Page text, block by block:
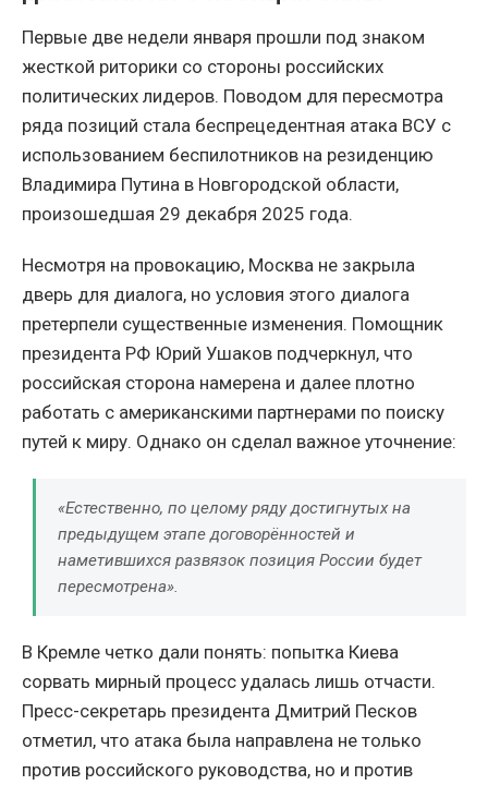
Первые две недели января прошли под знаком
жесткой риторики со стороны российских
политических лидеров. Поводом для пересмотра
ряда позиций стала беспрецедентная атака ВСУ с
использованием беспилотников на резиденцию
Владимира Путина в Новгородской области,
произошедшая 29 декабря 2025 года.
Несмотря на провокацию, Москва не закрыла
дверь для диалога, но условия этого диалога
претерпели существенные изменения. Помощник
президента РФ Юрий Ушаков подчеркнул, что
российская сторона намерена и далее плотно
работать с американскими партнерами по поиску
путей к миру. Однако он сделал важное уточнение:
«Естественно, по целому ряду достигнутых на
предыдущем этапе договорённостей и
наметившихся развязок позиция России будет
пересмотрена».
В Кремле четко дали понять: попытка Киева
сорвать мирный процесс удалась лишь отчасти.
Пресс-секретарь президента Дмитрий Песков
отметил, что атака была направлена не только
против российского руководства, но и против